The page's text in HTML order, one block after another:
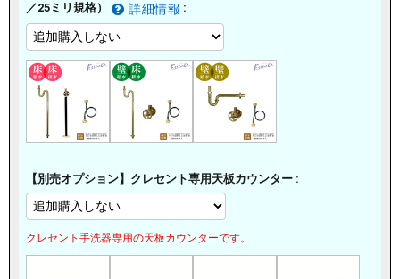
／25ミリ規格）
詳細情報 :
【別売オプション】クレセント専用天板カウンター :
クレセント手洗器専用の天板カウンターです。